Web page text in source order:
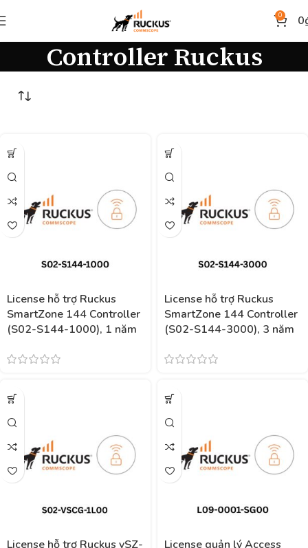
0 0
Controller Ruckus
License hỗ trợ Ruckus
SmartZone 144 Controller
(S02-S144-1000), 1 năm
License hỗ trợ Ruckus
SmartZone 144 Controller
(S02-S144-3000), 3 năm
License hỗ trợ Ruckus vSZ-
License quản lý Access